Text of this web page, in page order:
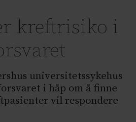
kreftrisiko i
universitetssykehus
i håp om å finne
vil respondere